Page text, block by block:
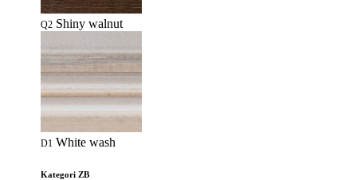
Q2 Shiny walnut
D1 White wash
Kategori ZB